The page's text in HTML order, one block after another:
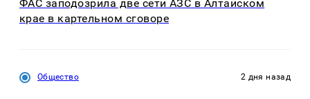
ФАС заподозрила две сети АЗС в Алтайском
крае в картельном сговоре
Общество 2 дня назад